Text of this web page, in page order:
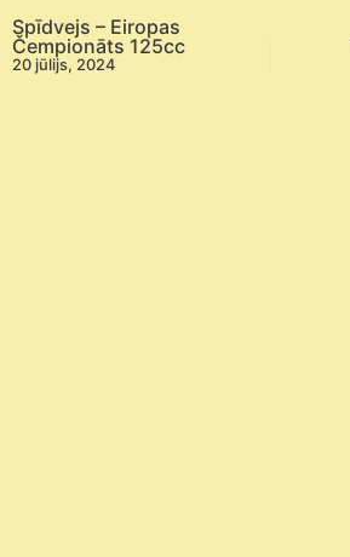
Spīdvejs – Eiropas
Čempionāts 125cc
20 jūlijs, 2024